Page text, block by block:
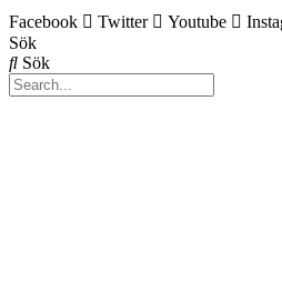
Facebook Twitter Youtube
Sök
Sök